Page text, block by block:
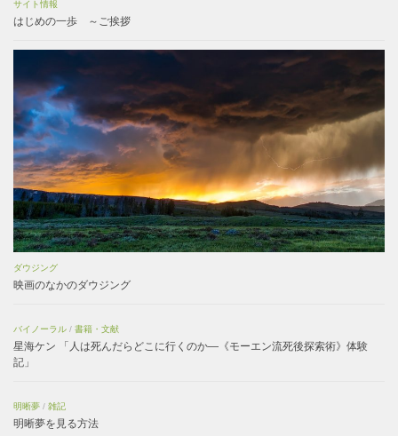
サイト情報
はじめの一歩 ～ご挨拶
ダウジング
映画のなかのダウジング
バイノーラル / 書籍・文献
星海ケン 「人は死んだらどこに行くのか―《モーエン流死後探索術》体験
記」
明晰夢 / 雑記
明晰夢を見る方法